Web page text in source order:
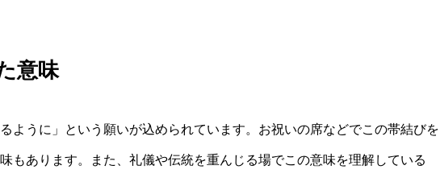
意味
ように」という願いが込められています。お祝いの席などでこの帯結びを
もあります。また、礼儀や伝統を重んじる場でこの意味を理解している